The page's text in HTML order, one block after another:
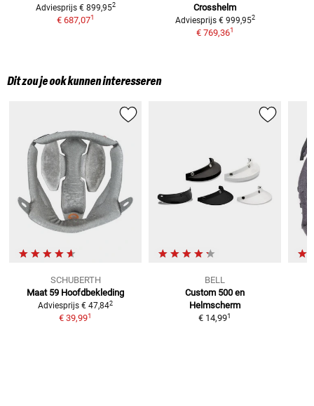
Adviesprijs € 899,952
€ 687,071
Crosshelm
Adviesprijs € 999,952
€ 769,361
Dit zou je ook kunnen interesseren
SCHUBERTH
Maat 59 Hoofdbekleding
Adviesprijs € 47,842
€ 39,991
BELL
Custom 500 en
Helmscherm
€ 14,991